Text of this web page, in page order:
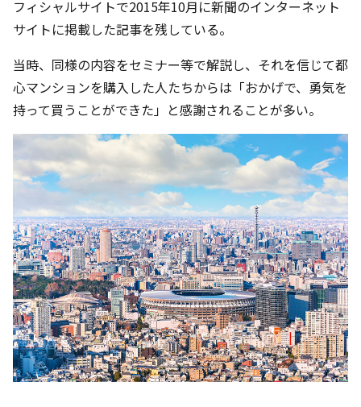
フィシャルサイトで2015年10月に新聞のインターネット
サイトに掲載した記事を残している。
当時、同様の内容をセミナー等で解説し、それを信じて都
心マンションを購入した人たちからは「おかげで、勇気を
持って買うことができた」と感謝されることが多い。